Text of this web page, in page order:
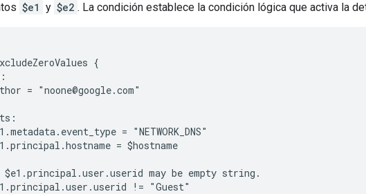
$e1 y $e2 . La condición establece la condición lógica que activa la
{
= "noone@google.com"
= "NETWORK_DNS"
= $hostname
$e1.principal.user.userid may be empty string.
!= "Guest"